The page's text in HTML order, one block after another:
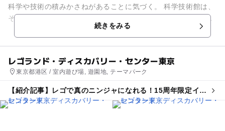
科学や技術の積みかさねがあることに気づく。 科学技術館は、
そんな科学の面白さや身近な不思議さをさまざまな展示とワー
クショップによって紹介...続きをみる
レゴランド・ディスカバリー・センター東京
東京都港区 / 室内遊び場, 遊園地, テーマパーク
【紹介記事】レゴで真のニンジャになれる！15周年限定イベ
ントがレゴランド東京・大阪で初開催